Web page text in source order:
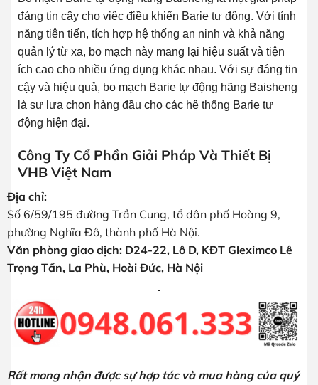
đáng tin cậy cho việc điều khiển Barie tự động. Với tính
năng tiên tiến, tích hợp hệ thống an ninh và khả năng
quản lý từ xa, bo mạch này mang lại hiệu suất và tiện
ích cao cho nhiều ứng dụng khác nhau. Với sự đáng tin
cậy và hiệu quả, bo mạch Barie tự động hãng Baisheng
là sự lựa chọn hàng đầu cho các hệ thống Barie tự
động hiện đại.
Công Ty Cổ Phần Giải Pháp Và Thiết Bị
VHB Việt Nam
Địa chỉ:
Số 6/59/195 đường Trần Cung, tổ dân phố Hoàng 9,
phường Nghĩa Đô, thành phố Hà Nội.
Văn phòng giao dịch: D24-22, Lô D, KĐT Gleximco Lê
Trọng Tấn, La Phù, Hoài Đức, Hà Nội
Rất mong nhận được sự hợp tác và mua hàng của quý